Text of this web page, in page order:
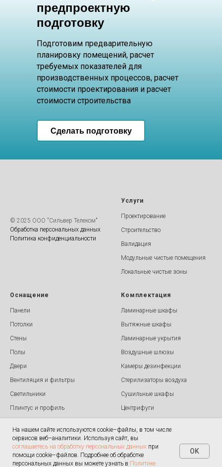
На нашем сайте используются cookie–файлы, в том числе
сервисов веб–аналитики. Используя сайт, вы
соглашаетесь на обработку персональных данных при
помощи cookie–файлов. Подробнее об обработке
персональных данных вы можете узнать в Политике
OK
предпроектную
подготовку
Подготовим предварительную
планировку помещений, расчет
требуемых показателей для
производственных процессов, расчет
стоимости проектирования и расчет
стоимости строительства
Сделать подготовку
© 2025 ООО "Cильвер Телеком"
Услуги
Проектирование
Строительство
Валидация
Модульные чистые помещения
Локальные чистые зоны
Оснащение
Панели
Потолки
Стены
Полы
Двери
Вентиляция и фильтры
Светильники
Плинтус и профиль
Передаточные окна
Оборудование
Комплектация
Ламинарные шкафы
Вытяжные шкафы
Ламинарные укрытия
Воздушные шлюзы
Камеры дезинфекции
Стерилизаторы воздуха
Сушильные шкафы
Центрифуги